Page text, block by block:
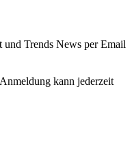
Trends News per Email
kann jederzeit